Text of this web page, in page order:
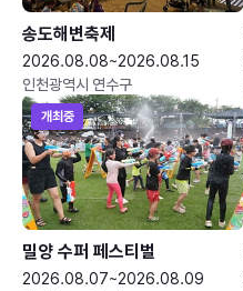
송도해변축제
2026.08.08~2026.08.15
인천광역시 연수구
개최중
밀양 수퍼 페스티벌
2026.08.07~2026.08.09